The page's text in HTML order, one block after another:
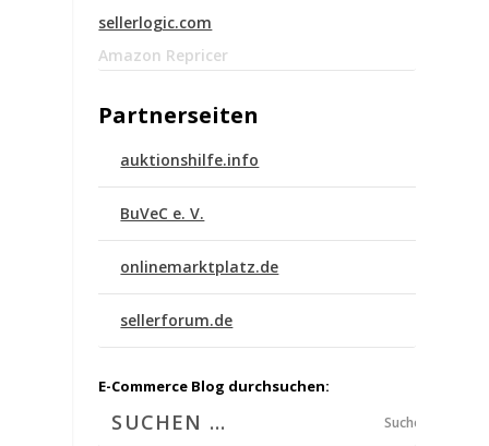
sellerlogic.com
Amazon Repricer
Partnerseiten
auktionshilfe.info
BuVeC e. V.
onlinemarktplatz.de
sellerforum.de
E-Commerce Blog durchsuchen:
Suchen